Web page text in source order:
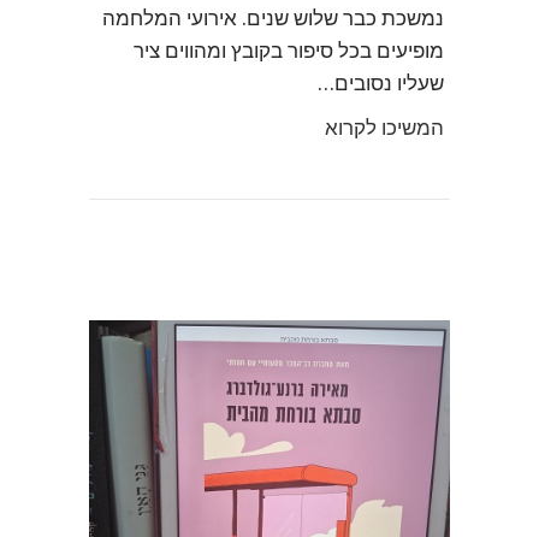
נמשכת כבר שלוש שנים. אירועי המלחמה
מופיעים בכל סיפור בקובץ ומהווים ציר
שעליו נסובים…
המשיכו לקרוא